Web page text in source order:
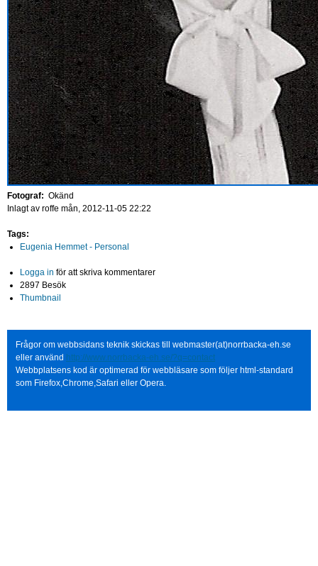
Fotograf: Okänd
Inlagt av roffe mån, 2012-11-05 22:22
Tags:
Eugenia Hemmet - Personal
Logga in för att skriva kommentarer
2897 Besök
Thumbnail
Frågor om webbsidans teknik skickas till webmaster(at)norrbacka-eh.se
eller använd http://www.norrbacka-eh.se/?q=contact
Webbplatsens kod är optimerad för webbläsare som följer html-standard
som Firefox,Chrome,Safari eller Opera.